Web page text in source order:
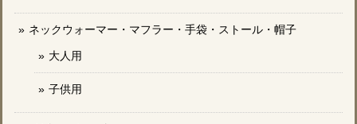
ネックウォーマー・マフラー・手袋・ストール・帽子
大人用
子供用